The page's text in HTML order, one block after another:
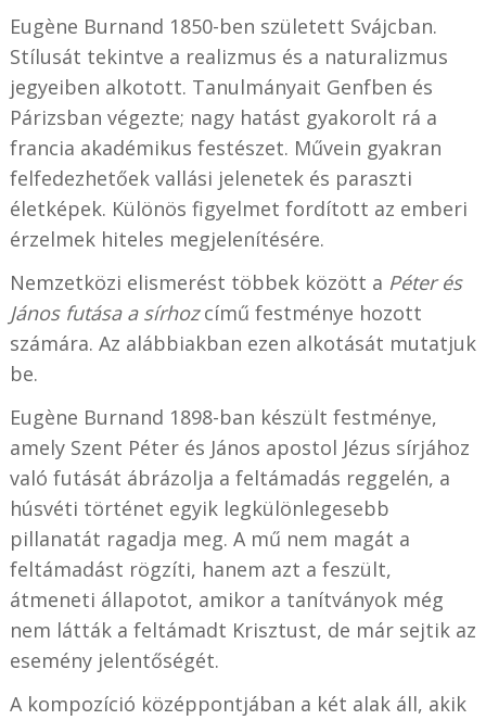
Eugène Burnand 1850-ben született Svájcban.
Stílusát tekintve a realizmus és a naturalizmus
jegyeiben alkotott. Tanulmányait Genfben és
Párizsban végezte; nagy hatást gyakorolt rá a
francia akadémikus festészet. Művein gyakran
felfedezhetőek vallási jelenetek és paraszti
életképek. Különös figyelmet fordított az emberi
érzelmek hiteles megjelenítésére.
Nemzetközi elismerést többek között a Péter és
János futása a sírhozcímű festménye hozott
számára. Az alábbiakban ezen alkotását mutatjuk
be.
Eugène Burnand 1898-ban készült festménye,
amely Szent Péter és János apostol Jézus sírjához
való futását ábrázolja a feltámadás reggelén, a
húsvéti történet egyik legkülönlegesebb
pillanatát ragadja meg. A mű nem magát a
feltámadást rögzíti, hanem azt a feszült,
átmeneti állapotot, amikor a tanítványok még
nem látták a feltámadt Krisztust, de már sejtik az
esemény jelentőségét.
A kompozíció középpontjában a két alak áll, akik